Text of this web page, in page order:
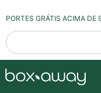
PORTES GRÁTIS ACIMA DE